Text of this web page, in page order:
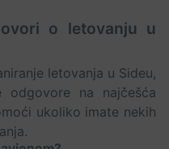
o letovanju u
letovanja u Sideu,
odgovore na najčešća
ukoliko imate nekih